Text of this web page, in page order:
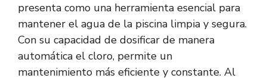
presenta como una herramienta esencial para
mantener el agua de la piscina limpia y segura.
Con su capacidad de dosificar de manera
automática el cloro, permite un
mantenimiento más eficiente y constante. Al